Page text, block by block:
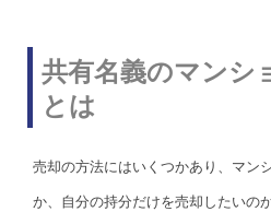
共有名義のマンシ
とは
売却の方法にはいくつかあり、マン
か、自分の持分だけを売却したいの